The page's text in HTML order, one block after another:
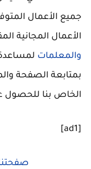
جميع الأعمال
الأعمال المجانية
والمعلمات
بمتابعة الصفحة
الخاص بنا للحصول
[ad1]